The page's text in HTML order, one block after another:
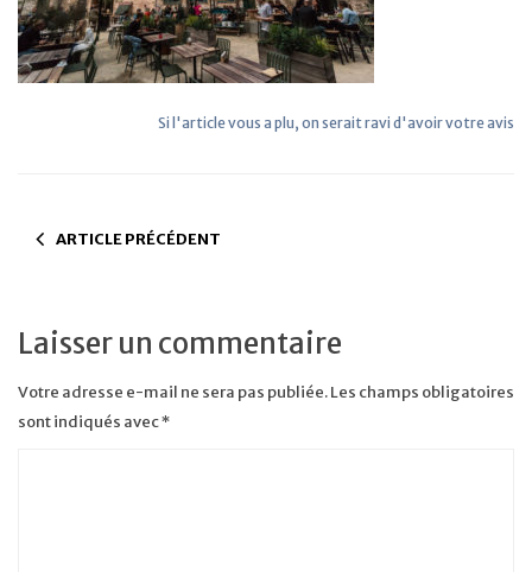
Si l'article vous a plu, on serait ravi d'avoir votre avis
ARTICLE PRÉCÉDENT
Laisser un commentaire
Votre adresse e-mail ne sera pas publiée.Les champs obligatoires
sont indiqués avec*